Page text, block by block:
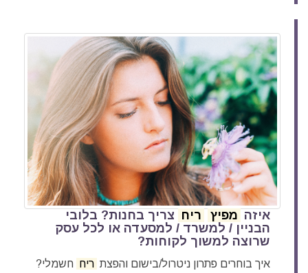
איזה מפיץ ריח צריך בחנות? בלובי
הבניין / למשרד / למסעדה או לכל עסק
שרוצה למשוך לקוחות?
איך בוחרים פתרון ניטרול/בישום והפצת ריח חשמלי?